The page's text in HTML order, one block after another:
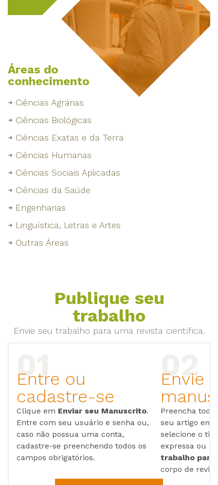
Áreas do
conhecimento
Ciências Agrárias
Ciências Biológicas
Ciências Exatas e da Terra
Ciências Humanas
Ciências Sociais Aplicadas
Ciências da Saúde
Engenharias
Linguística, Letras e Artes
Outras Áreas
Publique seu
trabalho
Envie seu trabalho para uma revista científica.
Entre ou
cadastre-se
Clique em Enviar seu Manuscrito.
Entre com seu usuário e senha ou,
caso não possua uma conta,
cadastre-se preenchendo todos os
campos obrigatórios.
Envie
Preencha
seu artigo em
selecione o
expressa ou
trabalho para
corpo de